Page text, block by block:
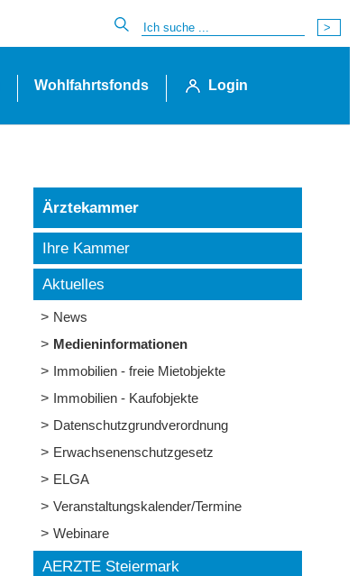
Wohlfahrtsfonds Login
Ärztekammer
Ihre Kammer
Aktuelles
News
Medieninformationen
Immobilien - freie Mietobjekte
Immobilien - Kaufobjekte
Datenschutzgrundverordnung
Erwachsenenschutzgesetz
ELGA
Veranstaltungskalender/Termine
Webinare
AERZTE Steiermark